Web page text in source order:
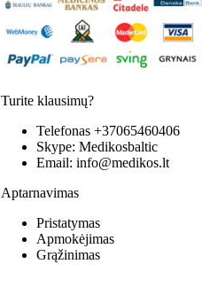
Turite klausimų?
Telefonas +37065460406
Skype: Medikosbaltic
Email: info@medikos.lt
Aptarnavimas
Pristatymas
Apmokėjimas
Grąžinimas